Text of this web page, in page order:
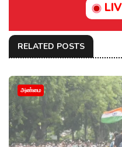
RELATED POSTS
அண்மை